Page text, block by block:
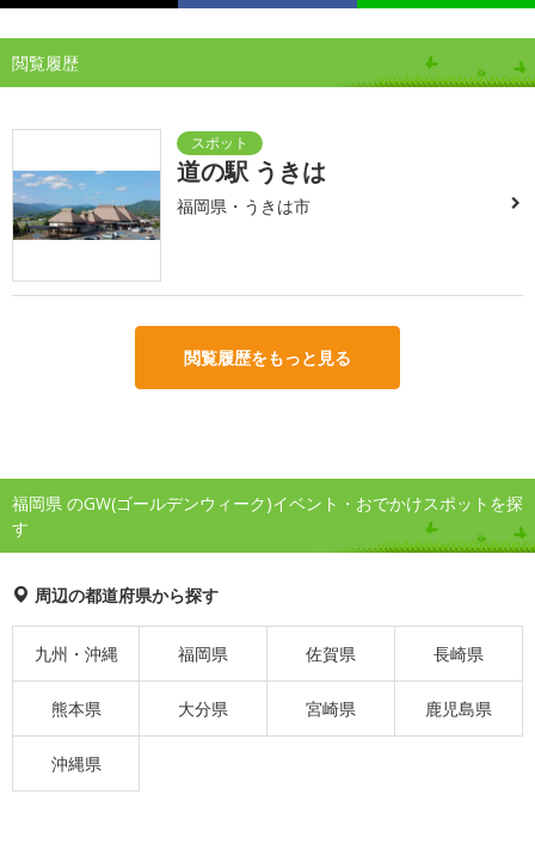
閲覧履歴
道の駅 うきは
福岡県・うきは市
閲覧履歴をもっと見る
福岡県 のGW(ゴールデンウィーク)イベント・おでかけスポットを探
す
周辺の都道府県から探す
九州・沖縄 福岡県 佐賀県 長崎県
熊本県 大分県 宮崎県 鹿児島県
沖縄県